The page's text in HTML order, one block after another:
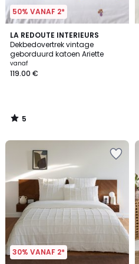
50% VANAF 2*
LA REDOUTE INTERIEURS
Dekbedovertrek vintage
geborduurd katoen Ariette
vanaf
119.00 €
5
/
5
5
/
30% VANAF 2*